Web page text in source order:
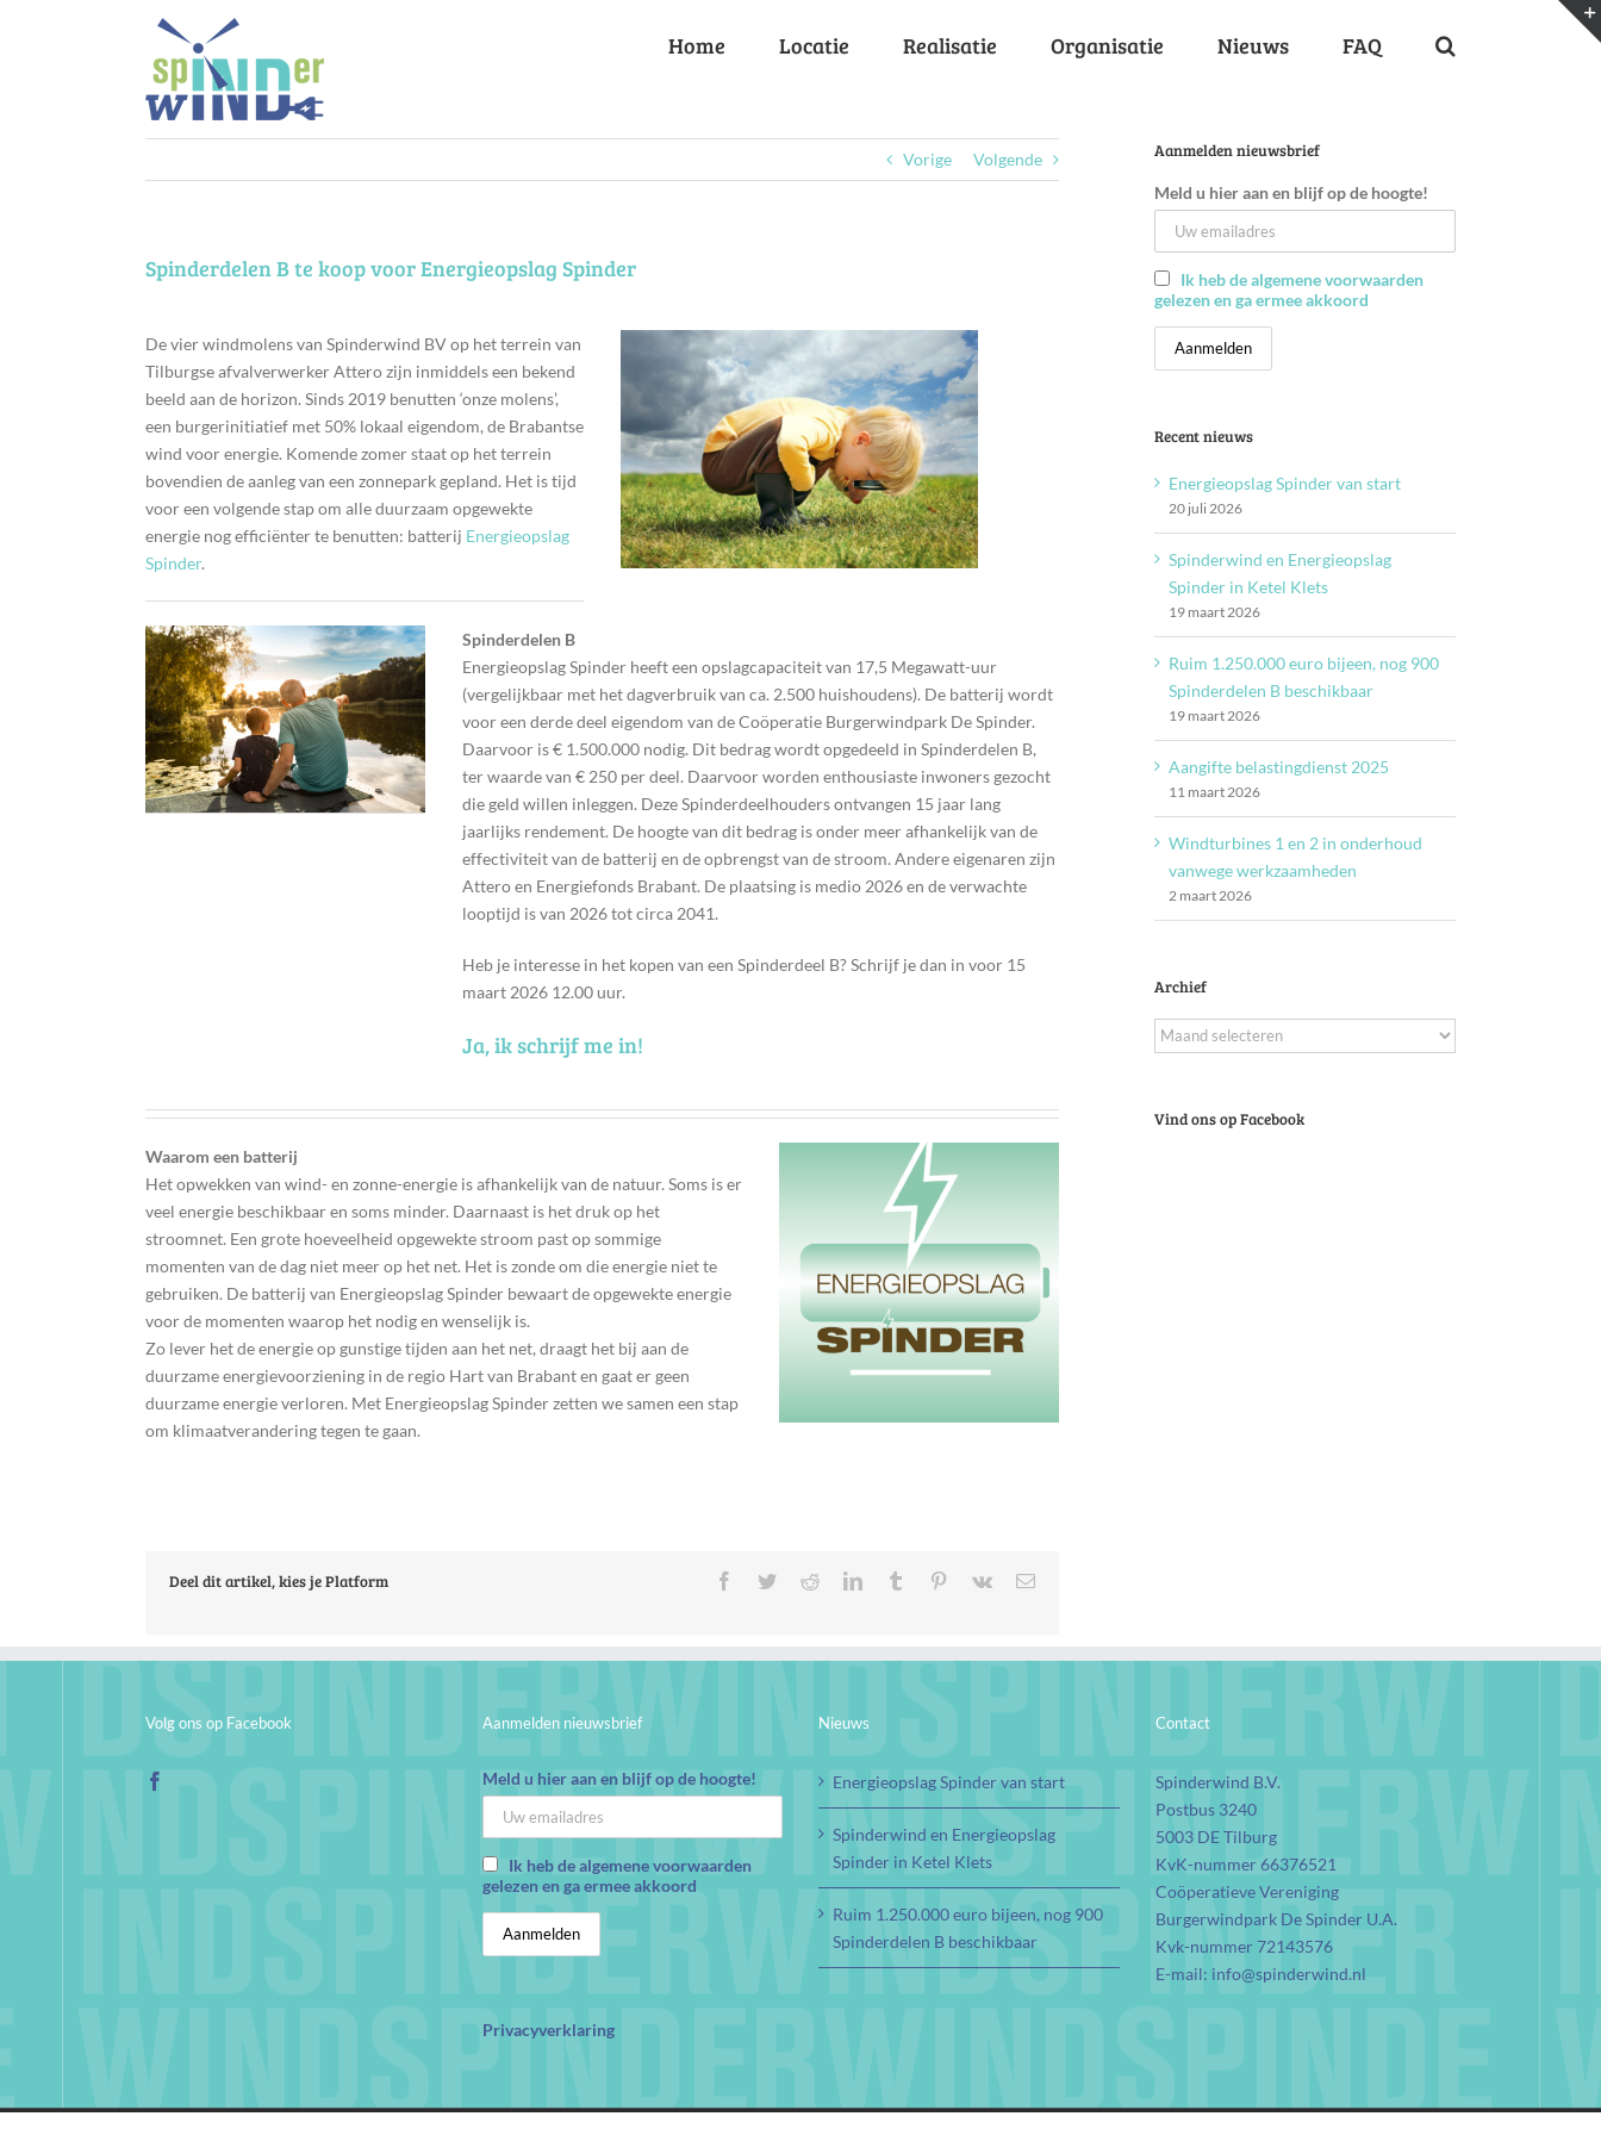
Home Locatie Realisatie Organisatie Nieuws FAQ
Vorige Volgende
Spinderdelen B te koop voor Energieopslag Spinder
De vier windmolens van Spinderwind BV op het terrein van
Tilburgse afvalverwerker Attero zijn inmiddels een bekend
beeld aan de horizon. Sinds 2019 benutten ‘onze molens’,
een burgerinitiatief met 50% lokaal eigendom, de Brabantse
wind voor energie. Komende zomer staat op het terrein
bovendien de aanleg van een zonnepark gepland. Het is tijd
voor een volgende stap om alle duurzaam opgewekte
energie nog efficiënter te benutten: batterij Energieopslag
Spinder.
Spinderdelen B
Energieopslag Spinder heeft een opslagcapaciteit van 17,5 Megawatt-uur
(vergelijkbaar met het dagverbruik van ca. 2.500 huishoudens). De batterij wordt
voor een derde deel eigendom van de Coöperatie Burgerwindpark De Spinder.
Daarvoor is € 1.500.000 nodig. Dit bedrag wordt opgedeeld in Spinderdelen B,
ter waarde van € 250 per deel. Daarvoor worden enthousiaste inwoners gezocht
die geld willen inleggen. Deze Spinderdeelhouders ontvangen 15 jaar lang
jaarlijks rendement. De hoogte van dit bedrag is onder meer afhankelijk van de
effectiviteit van de batterij en de opbrengst van de stroom. Andere eigenaren zijn
Attero en Energiefonds Brabant. De plaatsing is medio 2026 en de verwachte
looptijd is van 2026 tot circa 2041.
Heb je interesse in het kopen van een Spinderdeel B? Schrijf je dan in voor 15
maart 2026 12.00 uur.
Ja, ik schrijf me in!
Waarom een batterij
Het opwekken van wind- en zonne-energie is afhankelijk van de natuur. Soms is er
veel energie beschikbaar en soms minder. Daarnaast is het druk op het
stroomnet. Een grote hoeveelheid opgewekte stroom past op sommige
momenten van de dag niet meer op het net. Het is zonde om die energie niet te
gebruiken. De batterij van Energieopslag Spinder bewaart de opgewekte energie
voor de momenten waarop het nodig en wenselijk is.
Zo lever het de energie op gunstige tijden aan het net, draagt het bij aan de
duurzame energievoorziening in de regio Hart van Brabant en gaat er geen
duurzame energie verloren. Met Energieopslag Spinder zetten we samen een stap
om klimaatverandering tegen te gaan.
Deel dit artikel, kies je Platform Facebook
TwitterRedditLinkedInTumblr Pinterest
Vk
E-
Aanmelden nieuwsbrief
Meld u hier aan en blijf op de hoogte!
Ik heb de algemene voorwaarden
gelezen en ga ermee akkoord
Recent nieuws
Energieopslag Spinder van start
20 juli 2026
Spinderwind en Energieopslag
Spinder in Ketel Klets
19 maart 2026
Ruim 1.250.000 euro bijeen, nog 900
Spinderdelen B beschikbaar
19 maart 2026
Aangifte belastingdienst 2025
11 maart 2026
Windturbines 1 en 2 in onderhoud
vanwege werkzaamheden
2 maart 2026
Archief
Archief
Vind ons op Facebook
Volg ons op Facebook Aanmelden nieuwsbrief
Meld u hier aan en blijf op de hoogte!
Ik heb de algemene voorwaarden
gelezen en ga ermee akkoord
Privacyverklaring
Nieuws
Energieopslag Spinder van start
Spinderwind en Energieopslag
Spinder in Ketel Klets
Ruim 1.250.000 euro bijeen, nog 900
Spinderdelen B beschikbaar
Contact
Spinderwind B.V.
Postbus 3240
5003 DE Tilburg
KvK-nummer 66376521
Coöperatieve Vereniging
Burgerwindpark De Spinder U.A.
Kvk-nummer 72143576
E-mail: info@spinderwind.nl